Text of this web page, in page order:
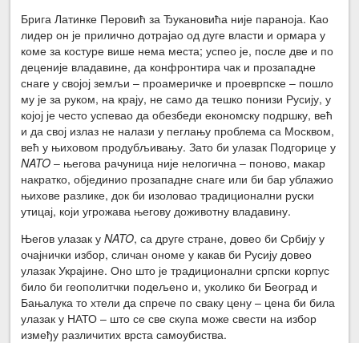
Брига Латинке Перовић за Ђукановића није параноја. Као
лидер он је прилично дотрајао од дуге власти и ормара у
коме за костуре више нема места; успео је, после две и по
деценије владавине, да конфронтира чак и прозападне
снаге у својој земљи – проамеричке и проеврпске – пошло
му је за руком, на крају, не само да тешко понизи Русију, у
којој је често успевао да обезбеди економску подршку, већ
и да свој излаз не налази у пеглању проблема са Москвом,
већ у њиховом продубљивању. Зато би улазак Подгорице у
NATO – његова рачуница није нелогична – поново, макар
накратко, објединио прозападне снаге или би бар ублажио
њихове разлике, док би изоловао традиционални руски
утицај, који угрожава његову доживотну владавину.
Његов улазак уNATO, са друге стране, довео би Србију у
очајнички избор, сличан ономе у какав би Русију довео
улазак Украјине. Оно што је традиционални српски корпус
било би геополитчки подељено и, уколико би Београд и
Бањалука то хтели да спрече по сваку цену – цена би била
улазак у НАТО – што се све скупа може свести на избор
између различитих врста самоубиства.